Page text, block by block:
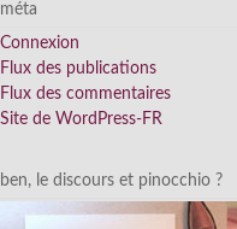
méta
Connexion
Flux des publications
Flux des commentaires
Site de WordPress-FR
ben, le discours et pinocchio ?